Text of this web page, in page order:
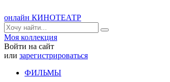
онлайн КИНОТЕАТР
Моя коллекция
Войти на сайт
или зарегистрироваться
ФИЛЬМЫ